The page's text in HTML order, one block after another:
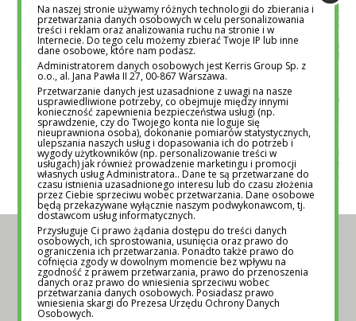
POZYCJE POSZERZAJĄCE HORYZONTY 2015
ROKU. NAJLEPSZE KSIĄŻKI, KTÓRE WARTO
PRZECZYTAĆ
REDAKCJA EDUTORIAL.PL 8 GRU 2015
ZARZĄDZANIE
PLANOWAĆ,
PREMIERA
REDAKCJA
POZNAJ NAS BLIŻEJ
O NAS
Na naszej stronie używamy różnych technologii do zbierania i
przetwarzania danych osobowych w celu personalizowania
treści i reklam oraz analizowania ruchu na stronie i w
Internecie. Do tego celu możemy zbierać Twoje IP lub inne
dane osobowe, które nam podasz.
Administratorem danych osobowych jest Kerris Group Sp. z
o.o., al. Jana Pawła II 27, 00-867 Warszawa.
Przetwarzanie danych jest uzasadnione z uwagi na nasze
usprawiedliwione potrzeby, co obejmuje między innymi
konieczność zapewnienia bezpieczeństwa usługi (np.
sprawdzenie, czy do Twojego konta nie loguje się
nieuprawniona osoba), dokonanie pomiarów statystycznych,
ulepszania naszych usług i dopasowania ich do potrzeb i
wygody użytkowników (np. personalizowanie treści w
usługach) jak również prowadzenie marketingu i promocji
własnych usług Administratora.. Dane te są przetwarzane do
czasu istnienia uzasadnionego interesu lub do czasu złożenia
przez Ciebie sprzeciwu wobec przetwarzania. Dane osobowe
będą przekazywane wyłącznie naszym podwykonawcom, tj.
dostawcom usług informatycznych.
Przysługuje Ci prawo żądania dostępu do treści danych
osobowych, ich sprostowania, usunięcia oraz prawo do
ograniczenia ich przetwarzania. Ponadto także prawo do
cofnięcia zgody w dowolnym momencie bez wpływu na
zgodność z prawem przetwarzania, prawo do przenoszenia
danych oraz prawo do wniesienia sprzeciwu wobec
przetwarzania danych osobowych. Posiadasz prawo
wniesienia skargi do Prezesa Urzędu Ochrony Danych
Osobowych.